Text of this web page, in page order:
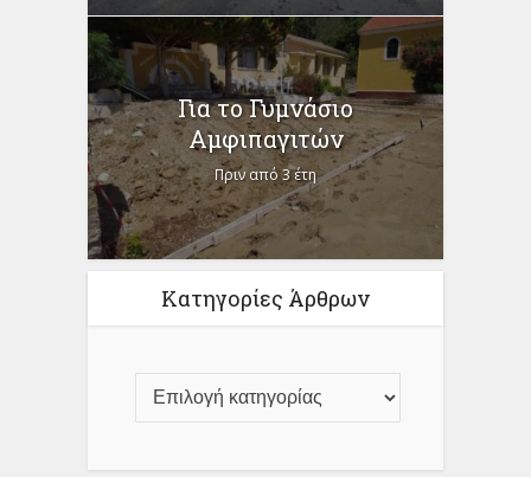
Για το Γυμνάσιο
Αμφιπαγιτών
Πριν από 3 έτη
Κατηγορίες Άρθρων